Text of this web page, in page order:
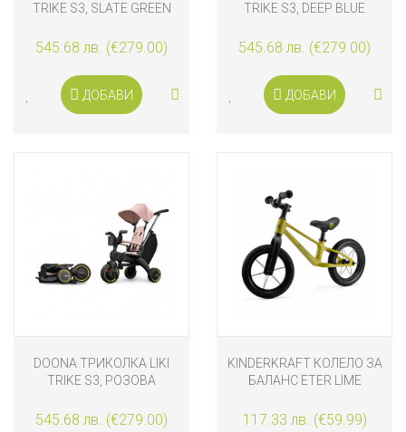
TRIKE S3, SLATE GREEN
545.68 лв. (€279.00)
ДОБАВИ
TRIKE S3, DEEP BLUE
545.68 лв. (€279.00)
ДОБАВИ
DOONA ТРИКОЛКА LIKI
TRIKE S3, РОЗОВА
545.68 лв. (€279.00)
KINDERKRAFT КОЛЕЛО ЗА
БАЛАНС ETER LIME
117.33 лв. (€59.99)